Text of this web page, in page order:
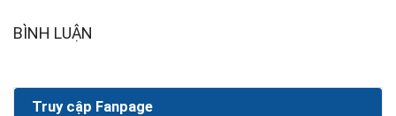
BÌNH LUẬN
Truy cập Fanpage